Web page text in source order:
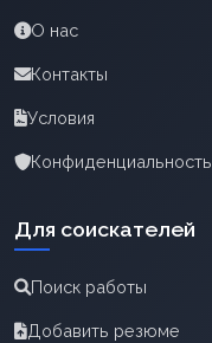
О нас
Контакты
Условия
Конфиденциальность
Для соискателей
Поиск работы
Добавить резюме